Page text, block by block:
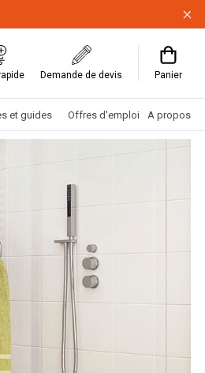
Demande de devis Panier
et guides Offres d'emploi A propos